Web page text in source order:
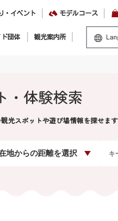
・イベント モデルコース
団体 観光案内所
・体験検索
光スポットや遊び場情報を探せま
地からの距離を選択